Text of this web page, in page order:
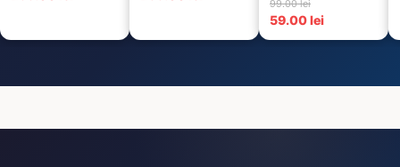
Scu...
99.00 lei
59.00 lei